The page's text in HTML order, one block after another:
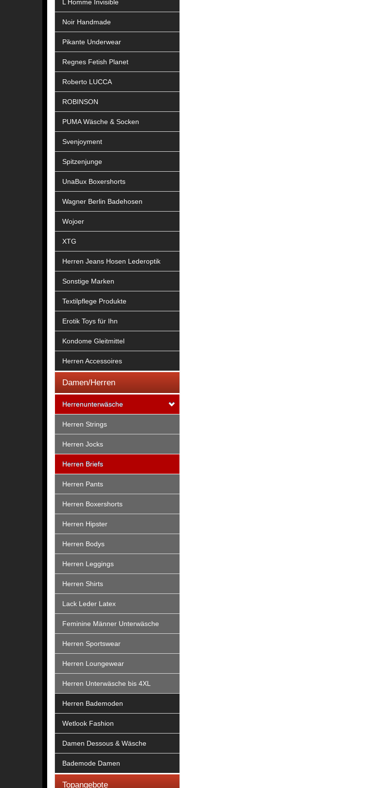
L Homme Invisible
Noir Handmade
Pikante Underwear
Regnes Fetish Planet
Roberto LUCCA
ROBINSON
PUMA Wäsche & Socken
Svenjoyment
Spitzenjunge
UnaBux Boxershorts
Wagner Berlin Badehosen
Wojoer
XTG
Herren Jeans Hosen Lederoptik
Sonstige Marken
Textilpflege Produkte
Erotik Toys für Ihn
Kondome Gleitmittel
Herren Accessoires
Damen/Herren
Herrenunterwäsche
Herren Strings
Herren Jocks
Herren Briefs
Herren Pants
Herren Boxershorts
Herren Hipster
Herren Bodys
Herren Leggings
Herren Shirts
Lack Leder Latex
Feminine Männer Unterwäsche
Herren Sportswear
Herren Loungewear
Herren Unterwäsche bis 4XL
Herren Bademoden
Wetlook Fashion
Damen Dessous & Wäsche
Bademode Damen
Topangebote